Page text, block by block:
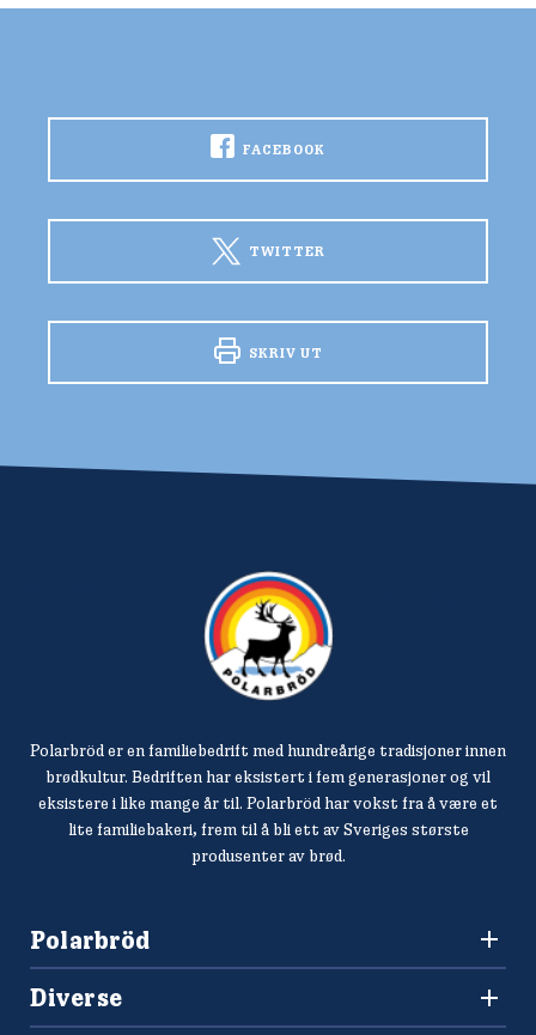
FACEBOOK
TWITTER
SKRIV UT
Polarbröd er en familiebedrift med hundreårige tradisjoner innen
brødkultur. Bedriften har eksistert i fem generasjoner og vil
eksistere i like mange år til. Polarbröd har vokst fra å være et
lite familiebakeri, frem til å bli ett av Sveriges største
produsenter av brød.
Polarbröd
+47 477 00 266
Diverse